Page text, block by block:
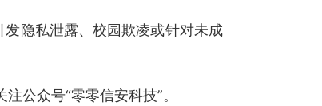
隐私泄露、校园欺凌或针对未成
公众号“零零信安科技”。